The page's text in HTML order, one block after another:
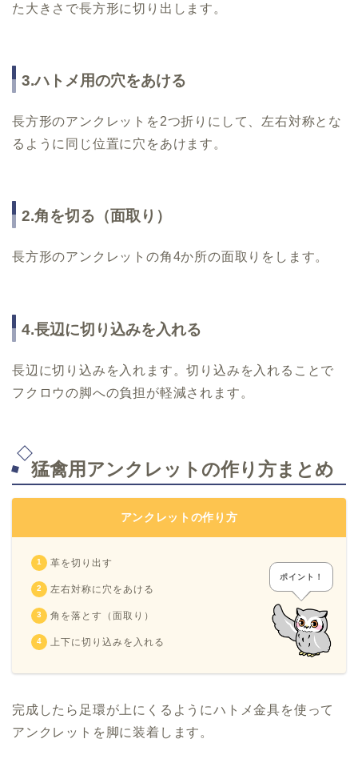
た大きさで長方形に切り出します。
3.ハトメ用の穴をあける
長方形のアンクレットを2つ折りにして、左右対称とな
るように同じ位置に穴をあけます。
2.角を切る（面取り）
長方形のアンクレットの角4か所の面取りをします。
4.長辺に切り込みを入れる
長辺に切り込みを入れます。切り込みを入れることで
フクロウの脚への負担が軽減されます。
猛禽用アンクレットの作り方まとめ
アンクレットの作り方
革を切り出す
左右対称に穴をあける
角を落とす（面取り）
上下に切り込みを入れる
ポイント！
完成したら足環が上にくるようにハトメ金具を使って
アンクレットを脚に装着します。